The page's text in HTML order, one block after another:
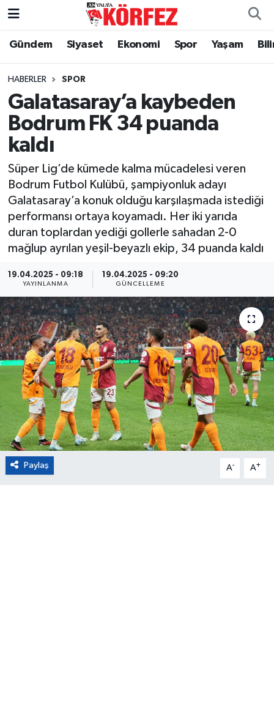
Gündem Siyaset Ekonomi Spor Yaşam
HABERLER SPOR
Galatasaray’a kaybeden
Bodrum FK 34 puanda
kaldı
Süper Lig’de kümede kalma mücadelesi veren
Bodrum Futbol Kulübü, şampiyonluk adayı
Galatasaray’a konuk olduğu karşılaşmada istediği
performansı ortaya koyamadı. Her iki yarıda
duran toplardan yediği gollerle sahadan 2-0
mağlup ayrılan yeşil-beyazlı ekip, 34 puanda kaldı
19.04.2025 - 09:18
YAYINLANMA
19.04.2025 - 09:20
GÜNCELLEME
Paylaş A- A+
Gündem
Siyaset
Yerel Yönetim
Ekonomi
Spor
Yaşam
Asayiş
Eğitim
Sağlık
Magazin
Turizm
Çevre
Kültür ve Sanat
Nöbetçi Eczaneler
Hava Durumu
Trafik Durumu
Süper Lig Puan Durumu ve Fikstür
Tüm Manşetler
Son Dakika Haberleri
Haber Arşivi